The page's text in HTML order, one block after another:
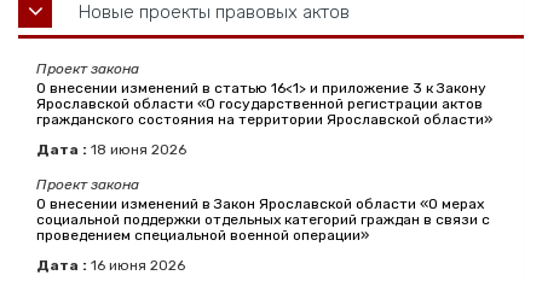
Новые проекты правовых актов
Проект закона
О внесении изменений в статью 16<1> и приложение 3 к Закону
Ярославской области «О государственной регистрации актов
гражданского состояния на территории Ярославской области»
Дата : 18 июня 2026
Проект закона
О внесении изменений в Закон Ярославской области «О мерах
социальной поддержки отдельных категорий граждан в связи с
проведением специальной военной операции»
Дата : 16 июня 2026